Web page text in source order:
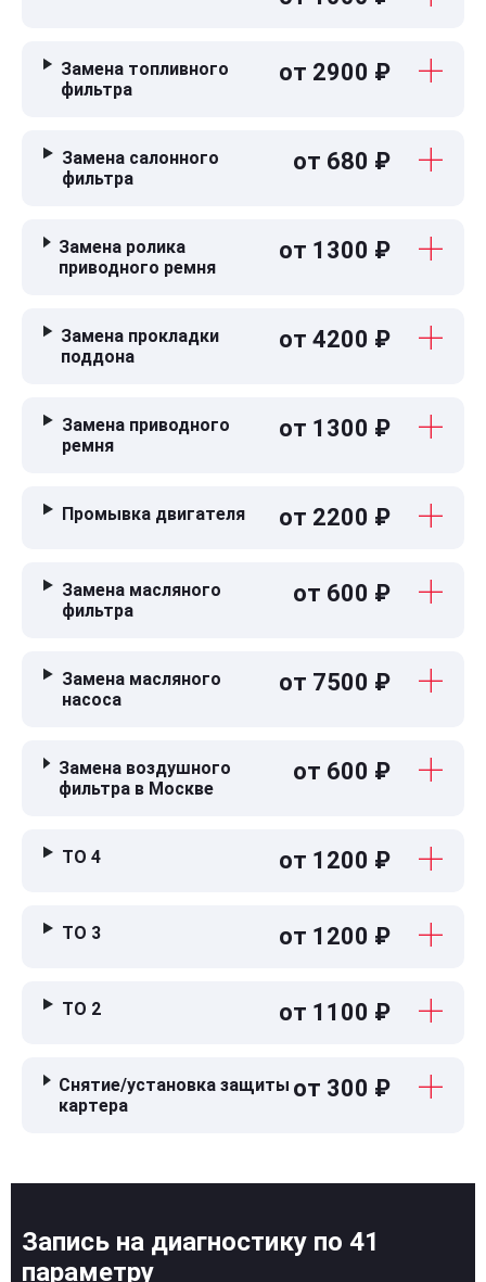
Замена топливного
фильтра
от 2900 ₽
Замена салонного
фильтра
от 680 ₽
Замена ролика
приводного ремня
от 1300 ₽
Замена прокладки
поддона
от 4200 ₽
Замена приводного
ремня
от 1300 ₽
Промывка двигателя от 2200 ₽
Замена масляного
фильтра
от 600 ₽
Замена масляного
насоса
от 7500 ₽
Замена воздушного
фильтра в Москве
от 600 ₽
ТО 4 от 1200 ₽
ТО 3 от 1200 ₽
ТО 2 от 1100 ₽
Снятие/установка защиты
картера
от 300 ₽
Запись на диагностику по 41
параметру